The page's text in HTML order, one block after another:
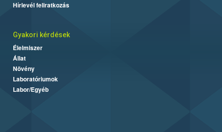
Hírlevél feliratkozás
Gyakori kérdések
Élelmiszer
Állat
Növény
Laboratóriumok
Labor/Egyéb